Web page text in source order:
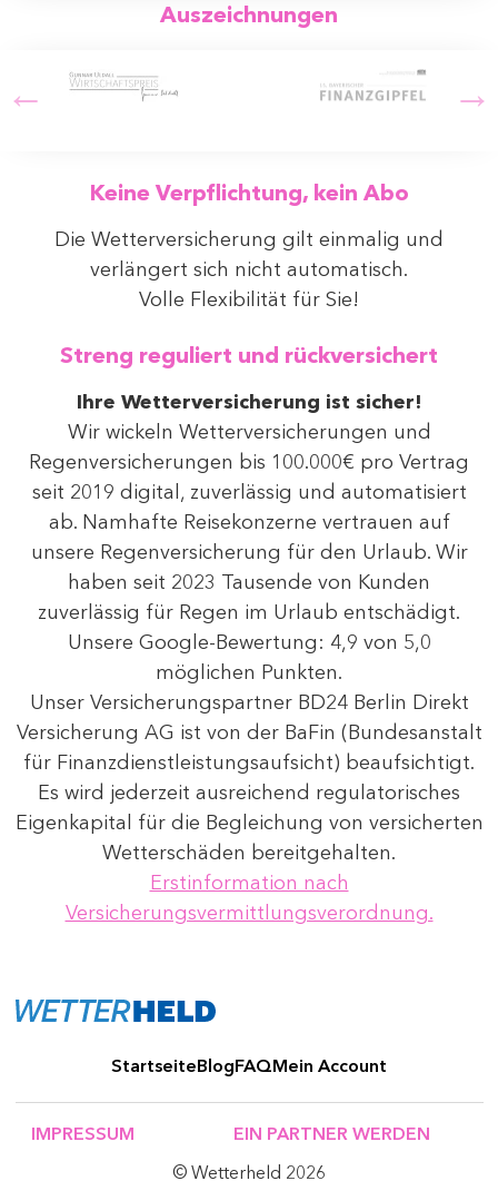
Auszeichnungen
Keine Verpflichtung, kein Abo
Die Wetterversicherung gilt einmalig und
verlängert sich nicht automatisch.
Volle Flexibilität für Sie!
Streng reguliert und rückversichert
Ihre Wetterversicherung ist sicher!
Wir wickeln Wetterversicherungen und
Regenversicherungen bis 100.000€ pro Vertrag
seit 2019 digital, zuverlässig und automatisiert
ab. Namhafte Reisekonzerne vertrauen auf
unsere Regenversicherung für den Urlaub. Wir
haben seit 2023 Tausende von Kunden
zuverlässig für Regen im Urlaub entschädigt.
Unsere Google-Bewertung: 4,9 von 5,0
möglichen Punkten.
Unser Versicherungspartner BD24 Berlin Direkt
Versicherung AG ist von der BaFin (Bundesanstalt
für Finanzdienstleistungsaufsicht) beaufsichtigt.
Es wird jederzeit ausreichend regulatorisches
Eigenkapital für die Begleichung von versicherten
Wetterschäden bereitgehalten.
Erstinformation nach
Versicherungsvermittlungsverordnung.
StartseiteBlogFAQMein Account
© Wetterheld 2026
IMPRESSUM EIN PARTNER WERDEN